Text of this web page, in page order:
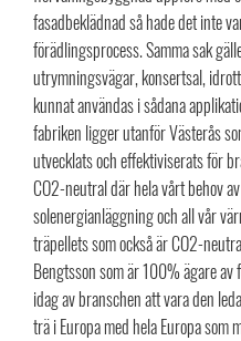
fasadbeklädnad så hade det inte
förädlingsprocess. Samma sak
utrymningsvägar, konsertsal,
kunnat användas i sådana
fabriken ligger utanför Västerås
utvecklats och effektiviserats för
CO2-neutral där hela vårt behov
solenergianläggning och all vår
träpellets som också är CO2-
Bengtsson som är 100% ägare
idag av branschen att vara den
trä i Europa med hela Europa som